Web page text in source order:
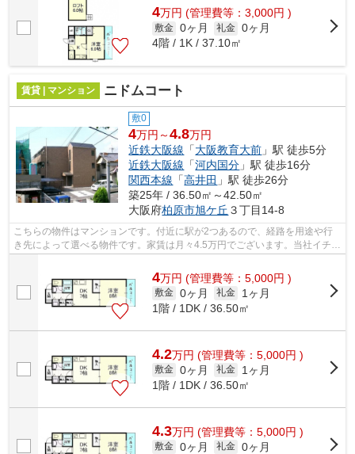
4万円 (管理費等：3,000円 )
敷金 0ヶ月 礼金 0ヶ月
4階 / 1K / 37.10㎡
賃貸 | マンション ニドムコート
敷0
4万円～4.8万円
近鉄大阪線 「大阪教育大前 」駅 徒歩5分
近鉄大阪線 「河内国分 」駅 徒歩16分
関西本線 「高井田 」駅 徒歩26分
築25年 / 36.50㎡～42.50㎡
大阪府柏原市旭ケ丘 ３丁目14-8
こちらの物件はマンションです。付近に駅が2つあるので、経路を用途や行
き先によって選べる物件です。家賃は月々4.5万円でございます。当社イチオ
4万円 (管理費等：5,000円 )
敷金 0ヶ月 礼金
1ヶ月
1階 / 1DK / 36.50㎡
4.2万円 (管理費等：5,000円 )
敷金 0ヶ月 礼金
1ヶ月
1階 / 1DK / 36.50㎡
4.3万円 (管理費等：5,000円 )
敷金 0ヶ月 礼金 0ヶ月